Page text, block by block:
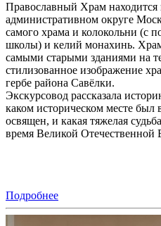
Православный Храм находится
административном округе
самого храма и колокольни (с
школы) и келий монахинь.
самыми старыми зданиями на
стилизованное изображение
гербе района Савёлки.
Экскурсовод рассказала
каком историческом месте был
освящен, и какая тяжелая
время Великой Отечественной
Подробнее